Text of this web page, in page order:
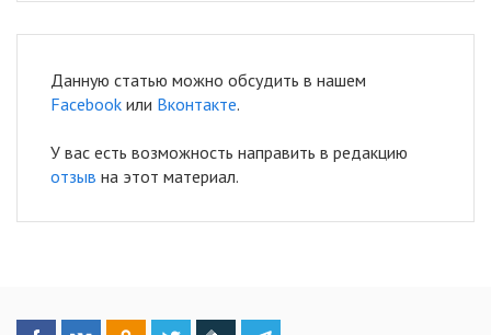
Данную статью можно обсудить в нашем
Facebook или Вконтакте.
У вас есть возможность направить в редакцию
отзыв на этот материал.